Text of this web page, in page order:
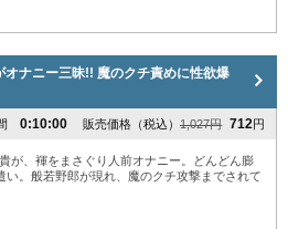
オナニー三昧!! 魔のクチ責めに性欲爆
0:10:00 販売価格（税込） 1,027円 712円
が、褌をまさぐり人前オナニー。どんどん膨
。般若野郎が現れ、魔のクチ攻撃までされて